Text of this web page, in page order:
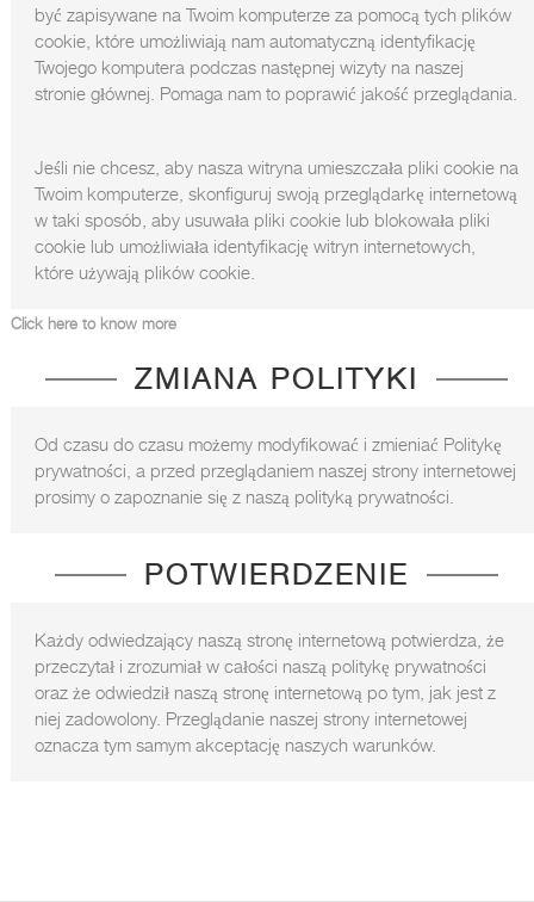
być zapisywane na Twoim komputerze za pomocą tych plików
cookie, które umożliwiają nam automatyczną identyfikację
Twojego komputera podczas następnej wizyty na naszej
stronie głównej. Pomaga nam to poprawić jakość przeglądania.
Jeśli nie chcesz, aby nasza witryna umieszczała pliki cookie na
Twoim komputerze, skonfiguruj swoją przeglądarkę internetową
w taki sposób, aby usuwała pliki cookie lub blokowała pliki
cookie lub umożliwiała identyfikację witryn internetowych,
które używają plików cookie.
Click here to know more
ZMIANA POLITYKI
Od czasu do czasu możemy modyfikować i zmieniać Politykę
prywatności, a przed przeglądaniem naszej strony internetowej
prosimy o zapoznanie się z naszą polityką prywatności.
POTWIERDZENIE
Każdy odwiedzający naszą stronę internetową potwierdza, że ​​
przeczytał i zrozumiał w całości naszą politykę prywatności
oraz że odwiedził naszą stronę internetową po tym, jak jest z
niej zadowolony. Przeglądanie naszej strony internetowej
oznacza tym samym akceptację naszych warunków.